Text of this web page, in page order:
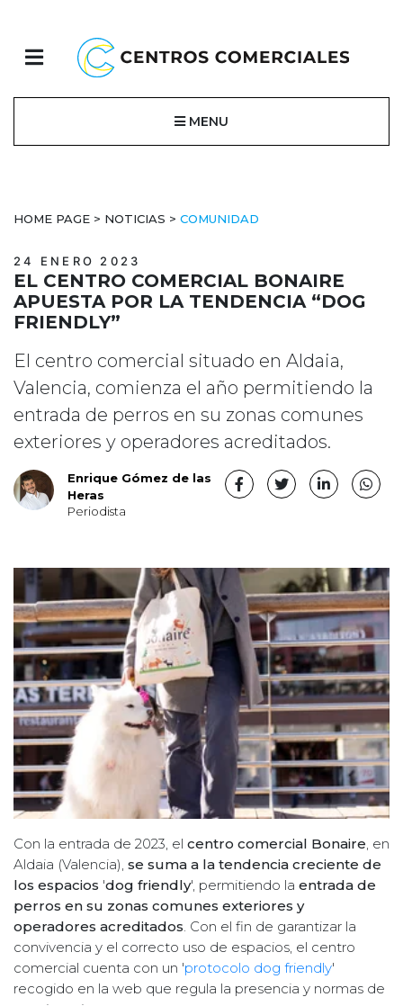
MENU
HOME PAGE > NOTICIAS > COMUNIDAD
24 ENERO 2023
EL CENTRO COMERCIAL BONAIRE
APUESTA POR LA TENDENCIA “DOG
FRIENDLY”
El centro comercial situado en Aldaia,
Valencia, comienza el año permitiendo la
entrada de perros en su zonas comunes
exteriores y operadores acreditados.
Enrique Gómez de las
Heras
Periodista
Con la entrada de 2023, el centro comercial Bonaire, en
Aldaia (Valencia), se suma a la tendencia creciente de
los espacios 'dog friendly', permitiendo la entrada de
perros en su zonas comunes exteriores y
operadores acreditados. Con el fin de garantizar la
convivencia y el correcto uso de espacios, el centro
comercial cuenta con un 'protocolo dog friendly'
recogido en la web que regula la presencia y normas de